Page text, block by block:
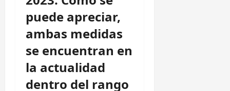
puede apreciar,
ambas medidas
se encuentran en
la actualidad
dentro del rango